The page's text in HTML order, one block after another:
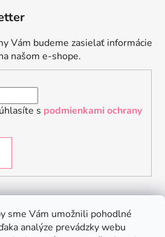
sme Vám umožnili pohodlné
analýze prevádzky webu
Vám budeme zasielať informácie
našom e-shope.
s podmienkami ochrany